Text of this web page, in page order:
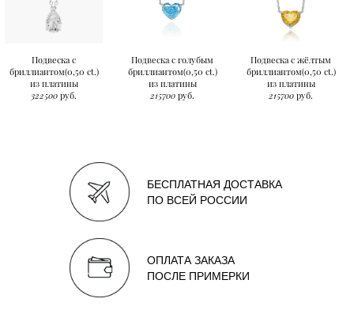
Подвеска с
бриллиантом(0,50 ct.)
из платины
322500 руб.
Подвеска с голубым
бриллиантом(0,50 ct.)
из платины
215700 руб.
Подвеска с жёлтым
бриллиантом(0,50 ct.)
из платины
215700 руб.
БЕСПЛАТНАЯ ДОСТАВКА
ПО ВСЕЙ РОССИИ
ОПЛАТА ЗАКАЗА
ПОСЛЕ ПРИМЕРКИ